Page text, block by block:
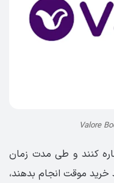
کنند و طی مدت زمان
خرید موقت انجام بدهند،